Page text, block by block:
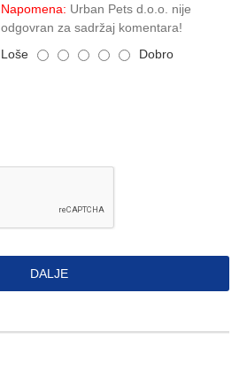
Napomena: Urban Pets d.o.o. nije
odgovran za sadržaj komentara!
Loše Dobro
DALJE